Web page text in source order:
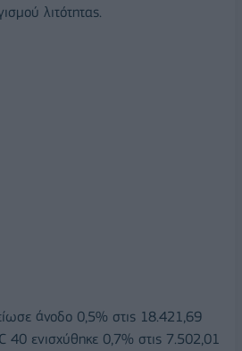
λιτότητας.
άνοδο 0,5% στις 18.421,69
40 ενισχύθηκε 0,7% στις 7.502,01